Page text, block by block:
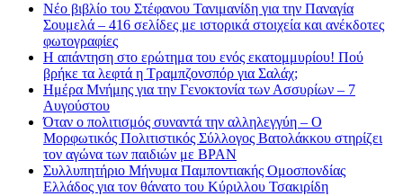
Νέο βιβλίο του Στέφανου Τανιμανίδη για την Παναγία
Σουμελά – 416 σελίδες με ιστορικά στοιχεία και ανέκδοτες
φωτογραφίες
Η απάντηση στο ερώτημα του ενός εκατομμυρίου! Πού
βρήκε τα λεφτά η Τραμπζονσπόρ για Σαλάχ;
Ημέρα Μνήμης για την Γενοκτονία των Ασσυρίων – 7
Αυγούστου
Όταν ο πολιτισμός συναντά την αλληλεγγύη – Ο
Μορφωτικός Πολιτιστικός Σύλλογος Βατολάκκου στηρίζει
τον αγώνα των παιδιών με BPAN
Συλλυπητήριο Μήνυμα Παμποντιακής Ομοσπονδίας
Ελλάδος για τον θάνατο του Κύριλλου Τσακιρίδη